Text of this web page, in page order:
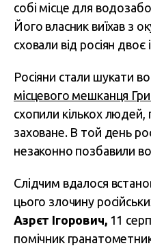
собі місце для
Його власник виїхав з
сховали від росіян
Росіяни стали шукати
місцевого мешканця
схопили кількох
заховане. В той день
незаконно позбавили
Слідчим вдалося
цього злочину
Азрєт Ігорович, 11
помічник